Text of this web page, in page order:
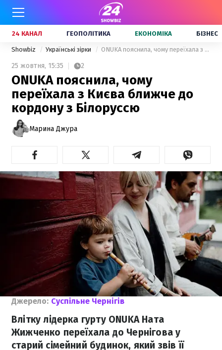
24 КАНАЛ ГЕОПОЛІТИКА ЕКОНОМІКА БІЗНЕС
Showbiz Українські зірки ONUKA пояснила, чому переїхала з Києва ближче до кордону з Білоруссю
25 жовтня, 15:35 2
ONUKA пояснила, чому
переїхала з Києва ближче до
кордону з Білоруссю
Марина Джура
Джерело: Суспільне Чернігів
Влітку лідерка гурту ONUKA Ната
Жижченко переїхала до Чернігова у
старий сімейний будинок, який звів її